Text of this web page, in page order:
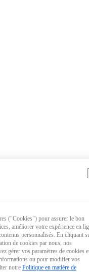
("Cookies") pour assurer le bon
améliorer votre expérience en
personnalisés. En cliquant
de cookies par nous, nos
gérer vos paramètres de cookies
ou pour modifier vos
notre Politique en matière de